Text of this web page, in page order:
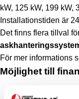
kW, 125 kW, 199 kW,
Installationstiden är
Det finns flera tillval
För mer informations
Möjlighet till